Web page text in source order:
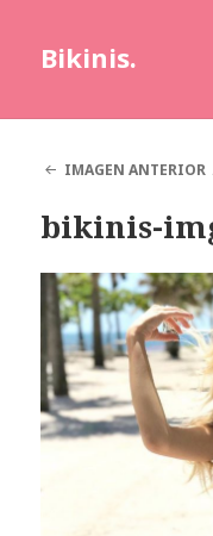
Bikinis.
IMAGEN ANTERIOR
bikinis-